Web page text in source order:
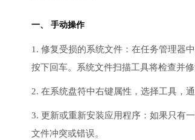
一、 手动操作
1. 修复受损的系统文件：在任务管理器
按下回车。系统文件扫描工具将检查并
2. 在系统盘符中右键属性，选择工具，
3. 更新或重新安装应用程序：如果只有
文件冲突或错误。